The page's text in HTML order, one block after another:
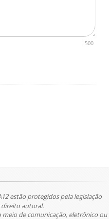
500
estão protegidos pela legislação
autoral.
de comunicação, eletrônico ou